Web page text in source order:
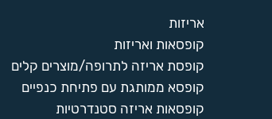
אריזות
קופסאות ואריזות
קופסת אריזה לתרופה/מוצרים קלים
קופסא ממותגת עם פתיחת כנפיים
קופסאות אריזה סטנדרטיות